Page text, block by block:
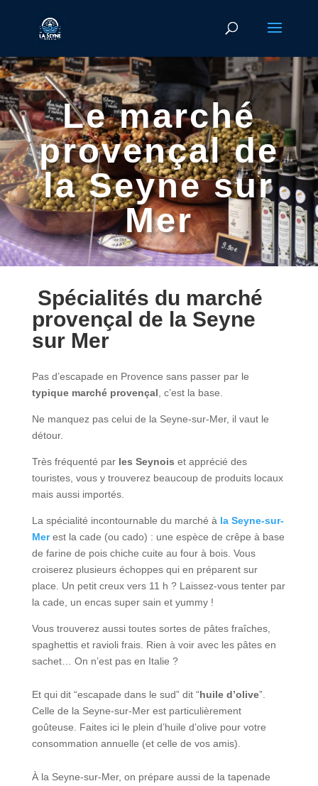
Le marché
provençal de
la Seyne sur
Mer
Spécialités du marché
provençal de la Seyne
sur Mer
Pas d’escapade en Provence sans passer par le
typique marché provençal , c’est la base.
Ne manquez pas celui de la Seyne-sur-Mer, il vaut le
détour.
Très fréquenté par les Seynois et apprécié des
touristes, vous y trouverez beaucoup de produits locaux
mais aussi importés.
La spécialité incontournable du marché à la Seyne-sur-
Mer est la cade (ou cado) : une espèce de crêpe à base
de farine de pois chiche cuite au four à bois. Vous
croiserez plusieurs échoppes qui en préparent sur
place. Un petit creux vers 11 h ? Laissez-vous tenter par
la cade, un encas super sain et yummy!
Vous trouverez aussi toutes sortes de pâtes fraîches,
spaghettis et ravioli frais. Rien à voir avec les pâtes en
sachet… On n’est pas en Italie ?
Et qui dit “escapade dans le sud” dit “huile d’olive”.
Celle de la Seyne-sur-Mer est particulièrement
goûteuse. Faites ici le plein d’huile d’olive pour votre
consommation annuelle (et celle de vos amis).
À la Seyne-sur-Mer, on prépare aussi de la tapenade